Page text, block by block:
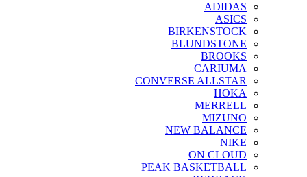
ADIDAS
ASICS
BIRKENSTOCK
BLUNDSTONE
BROOKS
CARIUMA
CONVERSE ALLSTAR
HOKA
MERRELL
MIZUNO
NEW BALANCE
NIKE
ON CLOUD
PEAK BASKETBALL